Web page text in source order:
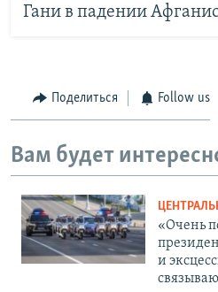
Гани в падении
Поделиться Follow us
Вам будет
«Очень
и